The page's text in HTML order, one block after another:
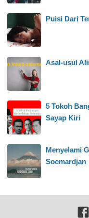
Puisi Dari
Asal-usul
5 Tokoh
Sayap Kiri
Menyelami
Soemardjan